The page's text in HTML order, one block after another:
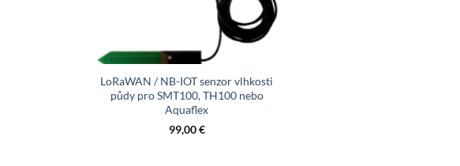
LoRaWAN / NB-IOT senzor vlhkosti
půdy pro SMT100, TH100 nebo
Aquaflex
99,00€